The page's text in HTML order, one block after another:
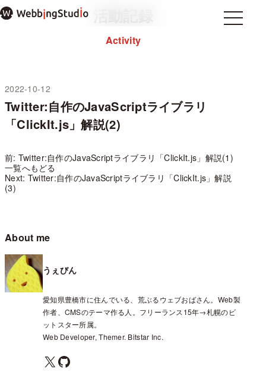
本
文
ッ
Menu
Activity
2022-10-12
Twitter:自作のJavaScriptライブラリ
「ClickIt.js」解説(2)
前: Twitter:自作のJavaScriptライブラリ「ClickIt.js」解説(1)
一覧へもどる
Next: Twitter:自作のJavaScriptライブラリ「ClickIt.js」解説
(3)
About me
うぇびん
愛知県豊橋市に住んでいる、荒ぶるウェブおばさん。Web製
作者、CMSのテーマ作る人。フリーランス15年→札幌のビ
ットスター所属。
Web Developer, Themer. Bitstar Inc.
X GitHub
Menu
過去のブログ
お問い合わせ
プライバシーポリシー